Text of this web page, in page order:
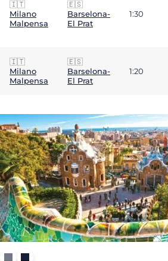
🇮🇹
Milano
Malpensa
🇪🇸
Barselona-
El Prat
1:30
🇮🇹
Milano
Malpensa
🇪🇸
Barselona-
El Prat
1:20